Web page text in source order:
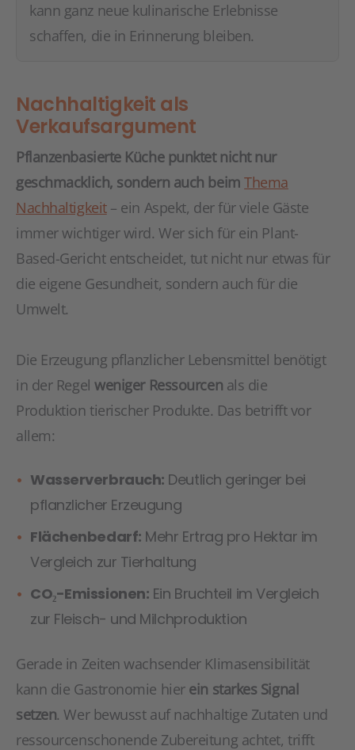
kann ganz neue kulinarische Erlebnisse
schaffen, die in Erinnerung bleiben.
Nachhaltigkeit als
Verkaufsargument
Pflanzenbasierte Küche punktet nicht nur
geschmacklich, sondern auch beimThema
Nachhaltigkeit– ein Aspekt, der für viele Gäste
immer wichtiger wird. Wer sich für ein Plant-
Based-Gericht entscheidet, tut nicht nur etwas für
die eigene Gesundheit, sondern auch für die
Umwelt.
Die Erzeugung pflanzlicher Lebensmittel benötigt
in der Regelweniger Ressourcen als die
Produktion tierischer Produkte. Das betrifft vor
allem:
Wasserverbrauch: Deutlich geringer bei
pflanzlicher Erzeugung
Flächenbedarf: Mehr Ertrag pro Hektar im
Vergleich zur Tierhaltung
CO₂-Emissionen: Ein Bruchteil im Vergleich
zur Fleisch- und Milchproduktion
Gerade in Zeiten wachsender Klimasensibilität
kann die Gastronomie hier ein starkes Signal
setzen. Wer bewusst auf nachhaltige Zutaten und
ressourcenschonende Zubereitung achtet, trifft